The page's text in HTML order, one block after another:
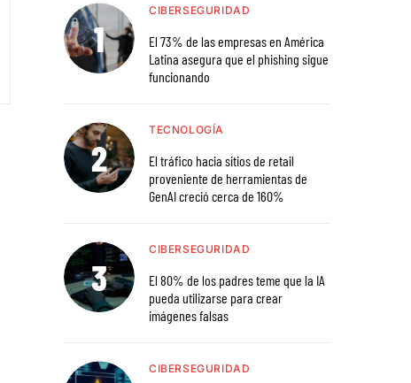
CIBERSEGURIDAD
El 73% de las empresas en América
Latina asegura que el phishing sigue
funcionando
TECNOLOGÍA
El tráfico hacia sitios de retail
proveniente de herramientas de
GenAI creció cerca de 160%
CIBERSEGURIDAD
El 80% de los padres teme que la IA
pueda utilizarse para crear
imágenes falsas
CIBERSEGURIDAD